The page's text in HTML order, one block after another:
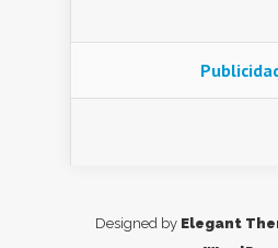
Nunes de Sena,
Glória Pereira, Kátia
Designed by Elegant